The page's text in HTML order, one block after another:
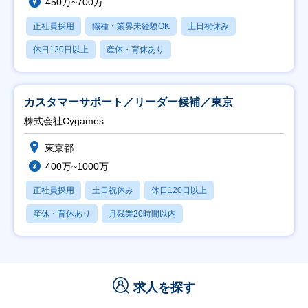
正社員採用 職種・業界未経験OK 土日祝休み
休日120日以上 産休・育休あり
カスタマーサポート／リーダー候補／東京
株式会社Cygames
東京都
400万~1000万
正社員採用 土日祝休み 休日120日以上
産休・育休あり 月残業20時間以内
求人を探す